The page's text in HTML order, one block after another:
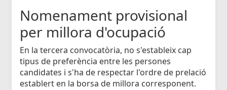
Nomenament provisional
per millora d'ocupació
En la tercera convocatòria, no s'estableix cap
tipus de preferència entre les persones
candidates i s'ha de respectar l'ordre de prelació
establert en la borsa de millora corresponent.